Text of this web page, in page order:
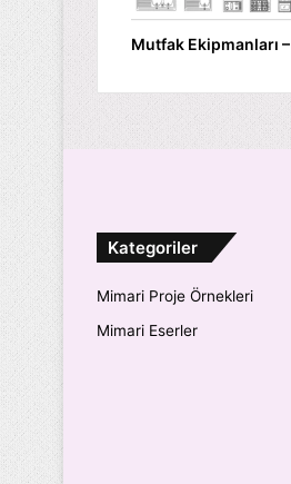
Mutfak Ekipmanları
Kategoriler
Mimari Proje Örnekleri
Mimari Eserler